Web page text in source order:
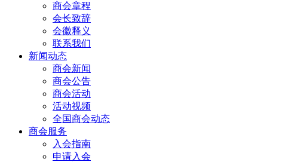
商会章程
会长致辞
会徽释义
联系我们
新闻动态
商会新闻
商会公告
商会活动
活动视频
全国商会动态
商会服务
入会指南
申请入会